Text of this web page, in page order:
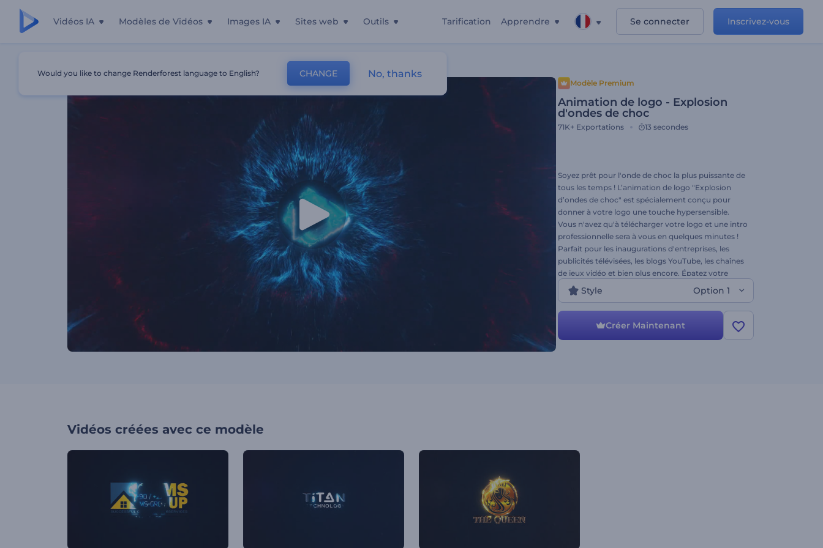
Vidéos IA Modèles de Vidéos Images IA Sites web Outils Tarification Apprendre Se connecter Inscrivez-vous
Animation De Logo - Explosion D'ondes De Choc
Modèle Premium
Animation de logo - Explosion
d'ondes de choc
71K+ Exportations 13 secondes
Soyez prêt pour l'onde de choc la plus puissante de
tous les temps ! L’animation de logo "Explosion
d’ondes de choc" est spécialement conçu pour
donner à votre logo une touche hypersensible.
Vous n'avez qu'à télécharger votre logo et une intro
professionnelle sera à vous en quelques minutes !
Parfait pour les inaugurations d'entreprises, les
publicités télévisées, les blogs YouTube, les chaînes
de jeux vidéo et bien plus encore. Épatez votre
public avec des impulsions énergisantes - essayez
ce tout nouveau modèle dès maintenant !
Style Option 1
Créer Maintenant
Vidéos créées avec ce modèle
Would you like to change Renderforest language to English? CHANGE No, thanks